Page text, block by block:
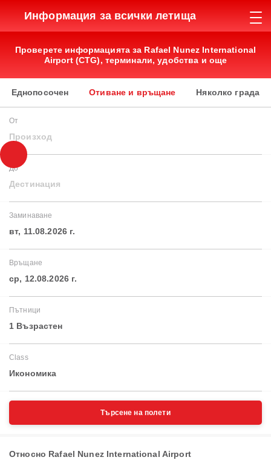
Информация за всички летища
Проверете информацията за Rafael Nunez International
Airport (CTG), терминали, удобства и още
Еднопосочен Отиване и връщане Няколко града
От
Произход
До
Дестинация
Заминаване
вт, 11.08.2026 г.
Връщане
ср, 12.08.2026 г.
Пътници
1 Възрастен
Class
Икономика
Търсене на полети
Относно Rafael Nunez International Airport